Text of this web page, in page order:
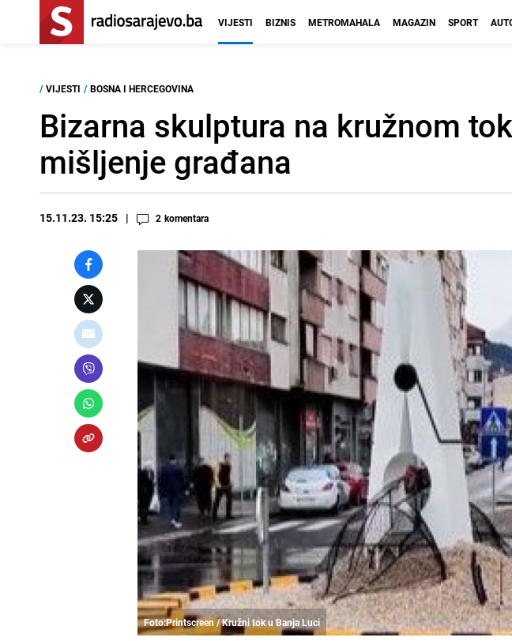
VIJESTI BIZNIS METROMAHALA MAGAZIN SPORT
/ VIJESTI / BOSNA I HERCEGOVINA
Bizarna skulptura na kružnom
mišljenje građana
15.11.23. 15:25 2 komentara
Foto:Printscreen / Kružni tok u Banja Luci